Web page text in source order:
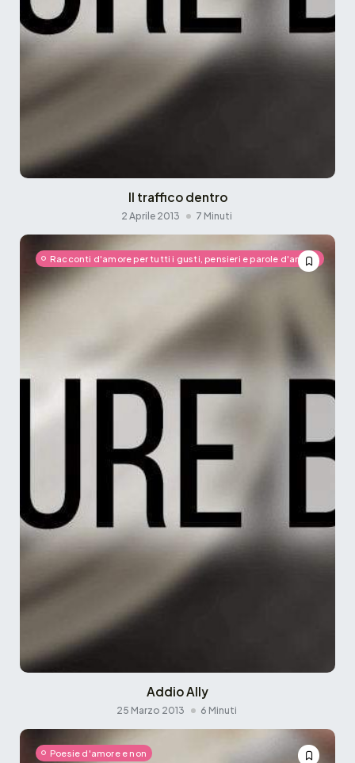
Il traffico dentro
2 Aprile 2013 7 Minuti
Racconti d'amore per tutti i gusti, pensieri e parole d'amore
Addio Ally
25 Marzo 2013 6 Minuti
Poesie d'amore e non